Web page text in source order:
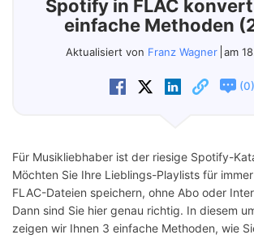
Video
Store
Spotify in FLAC
einfache Methoden
Aktualisiert von Franz Wagner am
(0)
Für Musikliebhaber ist der riesige Spotify-
Möchten Sie Ihre Lieblings-Playlists für
FLAC-Dateien speichern, ohne Abo oder
Dann sind Sie hier genau richtig. In diesem
zeigen wir Ihnen 3 einfache Methoden, wie